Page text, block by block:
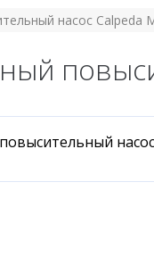
насос Calpeda